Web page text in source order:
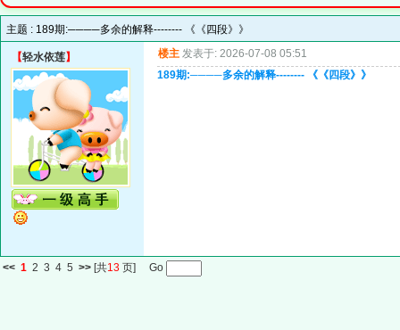
主题 : 189期:────多余的解释-------- 《《四段》》
【轻水依莲】 楼主 发表于: 2026-07-08 05:51
189期:────多余的解释-------- 《《四段》》
<< 1 2 3 4 5 >> [共13 页] Go